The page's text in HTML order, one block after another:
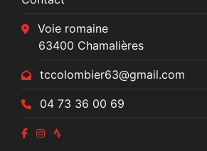
Voie romaine
63400 Chamalières
tccolombier63@gmail.com
04 73 36 00 69